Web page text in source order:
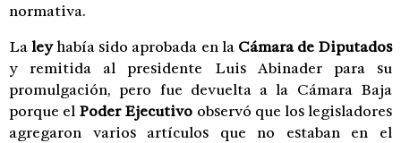
normativa.
Laleyhabía sido aprobada en la Cámara de Diputados
y remitida al presidente Luis Abinader para su
promulgación, pero fue devuelta a la Cámara Baja
porque el Poder Ejecutivo observó que los legisladores
agregaron varios artículos que no estaban en el